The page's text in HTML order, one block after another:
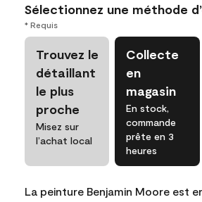
Sélectionnez une méthode
* Requis
Trouvez le
détaillant
le plus
proche
Misez sur
l’achat local
Collecte
en
magasin
En stock,
commande
prête en 3
heures
La peinture Benjamin Moore est